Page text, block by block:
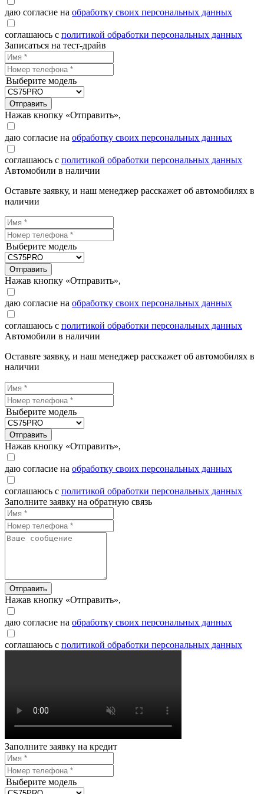
даю согласие на обработку своих персональных данных
соглашаюсь с политикой обработки персональных данных
Записаться на тест-драйв
Выберите модель
Отправить
Нажав кнопку «Отправить»,
даю согласие на обработку своих персональных данных
соглашаюсь с политикой обработки персональных данных
Автомобили в наличии
Оставьте заявку, и наш менеджер расскажет об автомобилях в
наличии
Выберите модель
Отправить
Нажав кнопку «Отправить»,
даю согласие на обработку своих персональных данных
соглашаюсь с политикой обработки персональных данных
Автомобили в наличии
Оставьте заявку, и наш менеджер расскажет об автомобилях в
наличии
Выберите модель
Отправить
Нажав кнопку «Отправить»,
даю согласие на обработку своих персональных данных
соглашаюсь с политикой обработки персональных данных
Заполните заявку на обратную связь
Отправить
Нажав кнопку «Отправить»,
даю согласие на обработку своих персональных данных
соглашаюсь с политикой обработки персональных данных
Заполните заявку на кредит
Выберите модель